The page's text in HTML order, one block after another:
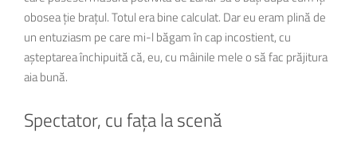
obosea ție brațul. Totul era bine calculat. Dar eu eram plină de
un entuziasm pe care mi-l băgam în cap incostient, cu
așteptarea închipuită că, eu, cu mâinile mele o să fac prăjitura
aia bună.
Spectator, cu fața la scenă